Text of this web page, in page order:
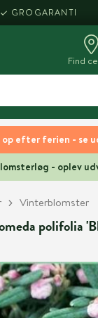
op efter ferien - se
- oplev
GROGARANTI
Find
Vinterblomster
polifolia